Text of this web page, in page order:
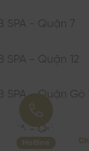
SPA - Quận 7
SPA - Quận 12
SPA - Quận Gò
SPA - Quận
Hotline